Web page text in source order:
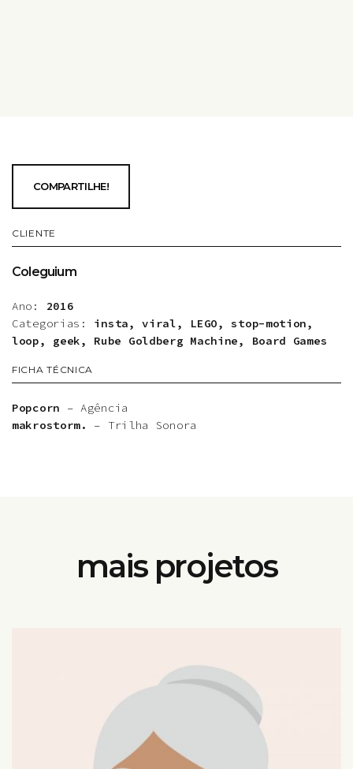
COMPARTILHE!
CLIENTE
Coleguium
Ano: 2016
Categorias: insta, viral, LEGO, stop-motion,
loop, geek, Rube Goldberg Machine, Board Games
FICHA TÉCNICA
Popcorn – Agência
makrostorm.
– Trilha Sonora
mais projetos